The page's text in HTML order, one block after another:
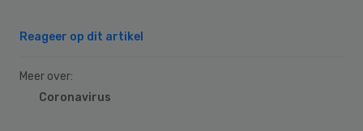
Reageer op dit artikel
Meer over:
Coronavirus